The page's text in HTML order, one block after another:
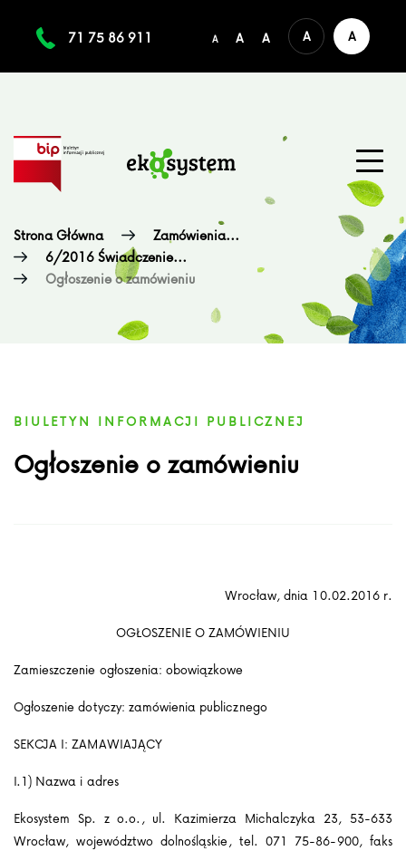
71 75 86 911 A A A A A
Strona Główna
Zamówienia...
6/2016 Świadczenie...
Ogłoszenie o zamówieniu
BIULETYN INFORMACJI PUBLICZNEJ
Ogłoszenie o zamówieniu
Wrocław, dnia 10.02.2016 r.
OGŁOSZENIE O ZAMÓWIENIU
Zamieszczenie ogłoszenia: obowiązkowe
Ogłoszenie dotyczy: zamówienia publicznego
SEKCJA I: ZAMAWIAJĄCY
I.1) Nazwa i adres
Ekosystem Sp. z o.o., ul. Kazimierza Michalczyka 23, 53-633
Wrocław, województwo dolnośląskie, tel. 071 75-86-900, faks